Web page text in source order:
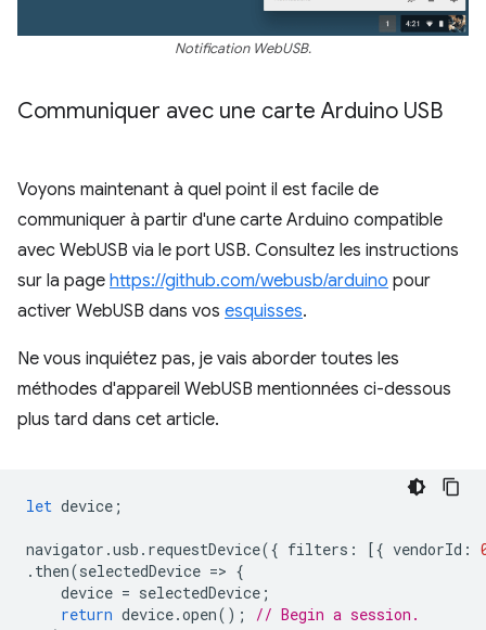
Notification WebUSB.
Communiquer avec une carte Arduino USB
Voyons maintenant à quel point il est facile de
communiquer à partir d'une carte Arduino compatible
avec WebUSB via le port USB. Consultez les instructions
sur la page https://github.com/webusb/arduino pour
activer WebUSB dans vos esquisses.
Ne vous inquiétez pas, je vais aborder toutes les
méthodes d'appareil WebUSB mentionnées ci-dessous
plus tard dans cet article.
let device ;
navigator .usb . requestDevice({ filters : [{ vendorId :
. then(selectedDevice => {
device = selectedDevice ;
return device.open();
// Begin a session.